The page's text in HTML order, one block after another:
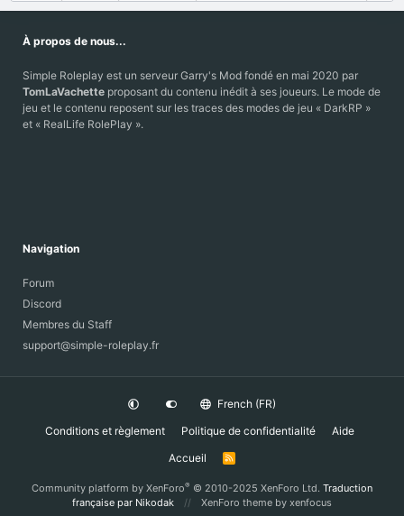
À propos de nous...
Simple Roleplay est un serveur Garry's Mod fondé en mai 2020 par
TomLaVachette proposant du contenu inédit à ses joueurs. Le mode de
jeu et le contenu reposent sur les traces des modes de jeu « DarkRP »
et « RealLife RolePlay ».
Navigation
Forum
Discord
Membres du Staff
support@simple-roleplay.fr
French (FR)
Conditions et règlement
Politique de confidentialité
Aide
Accueil
R
Community platform by XenForo® © 2010-2025 XenForo Ltd. Traduction
française par Nikodak
XenForo theme by xenfocus